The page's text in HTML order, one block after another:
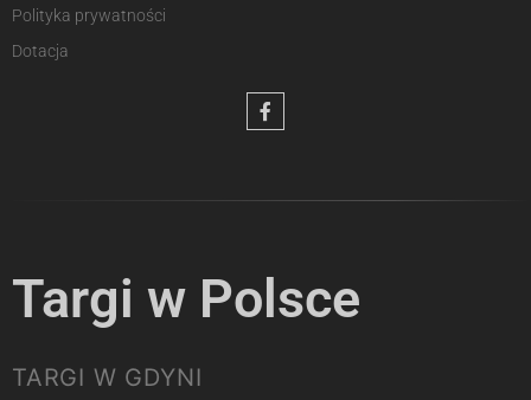
Polityka prywatności
Dotacja
Targi w Polsce
TARGI W GDYNI